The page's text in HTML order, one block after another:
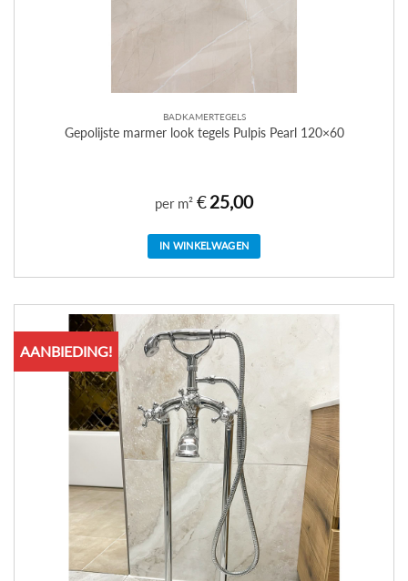
BADKAMERTEGELS
Gepolijste marmer look tegels Pulpis Pearl 120×60
per m² €25,00
IN WINKELWAGEN
AANBIEDING!